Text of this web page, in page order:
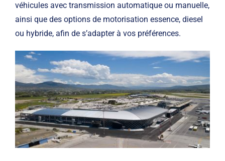
véhicules avec transmission automatique ou manuelle,
ainsi que des options de motorisation essence, diesel
ou hybride, afin de s’adapter à vos préférences.